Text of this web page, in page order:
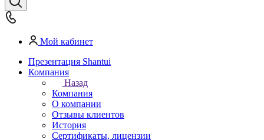
Мой кабинет
Презентация Shantui
Компания
Назад
Компания
О компании
Отзывы клиентов
История
Сертификаты, лицензии